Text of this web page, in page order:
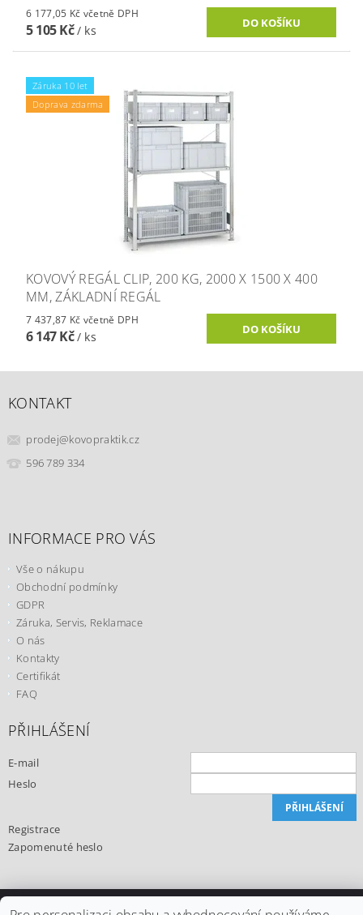
6 177,05 Kč včetně DPH
5 105 Kč/ ks
Záruka 10 let
Doprava zdarma
KOVOVÝ REGÁL CLIP, 200 KG, 2000 X 1500 X 400
MM, ZÁKLADNÍ REGÁL
7 437,87 Kč včetně DPH
6 147 Kč/ ks
KONTAKT
prodej@kovopraktik.cz
596 789 334
INFORMACE PRO VÁS
Vše o nákupu
Obchodní podmínky
GDPR
Záruka, Servis, Reklamace
O nás
Kontakty
Certifikát
FAQ
PŘIHLÁŠENÍ
E-mail
Heslo
Registrace
Zapomenuté heslo